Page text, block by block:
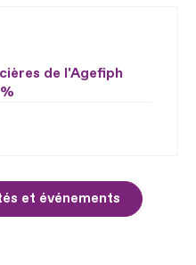
de l'Agefiph
et événements